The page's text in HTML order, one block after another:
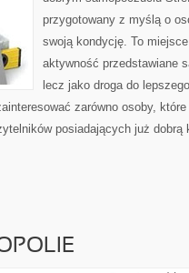
przygotowany z myślą o
swoją kondycję. To
aktywność przedstawiane
lecz jako droga do
zarówno osoby,
posiadających już dobrą